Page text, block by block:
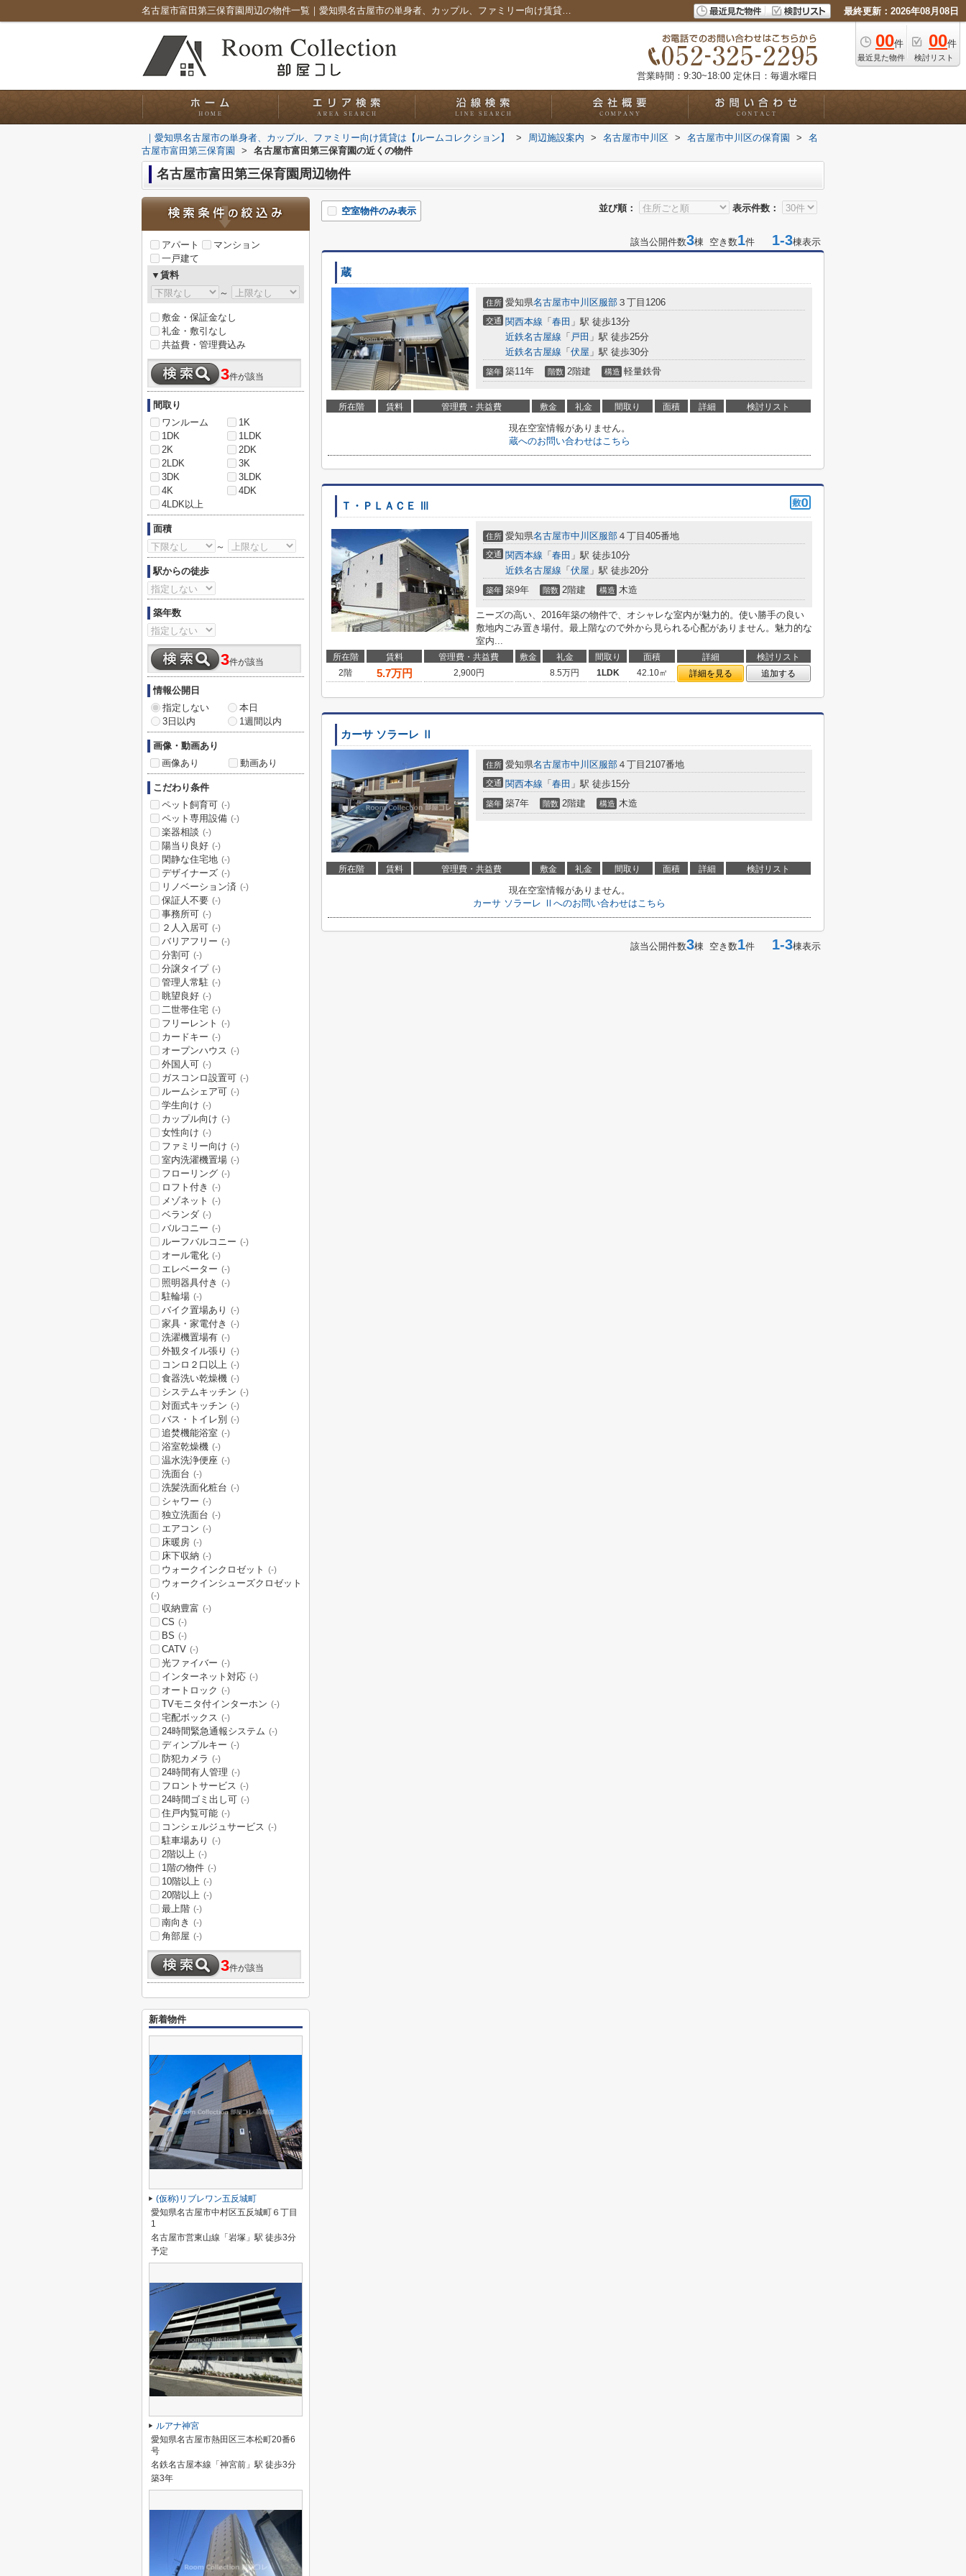
名古屋市富田第三保育園周辺の物件一覧｜愛知県名古屋市の単身者、カップル、ファミリー向け賃貸は【ルームコレクション】 最終更新：2026年08月08日
00件
最近見た物件
00件
検討リスト
営業時間：9:30~18:00 定休日：毎週水曜日
｜愛知県名古屋市の単身者、カップル、ファミリー向け賃貸は【ルームコレクション】 > 周辺施設案内 > 名古屋市中川区 > 名古屋市中川区の保育園 >
名
古屋市富田第三保育園
> 名古屋市富田第三保育園の近くの物件
名古屋市富田第三保育園周辺物件
並び順： 表示件数：
空室物件のみ表示
該当公開件数3棟 空き数1件 1-3棟表示
蔵
住所 愛知県名古屋市中川区服部 ３丁目1206
交通 関西本線 「 春田 」駅 徒歩13分
近鉄名古屋線 「 戸田 」駅 徒歩25分
近鉄名古屋線 「 伏屋 」駅 徒歩30分
築年 築11年 階数 2階建 構造 軽量鉄骨
所在階 賃料 管理費・共益費 敷金 礼金 間取り 面積 詳細 検討リスト
現在空室情報がありません。
蔵へのお問い合わせはこちら
Ｔ・ＰＬＡＣＥ Ⅲ
住所 愛知県名古屋市中川区服部 ４丁目405番地
交通 関西本線 「 春田 」駅 徒歩10分
近鉄名古屋線 「 伏屋 」駅 徒歩20分
築年 築9年 階数 2階建 構造 木造
ニーズの高い、2016年築の物件で、オシャレな室内が魅力的。使い勝手の良い
敷地内ごみ置き場付。最上階なので外から見られる心配がありません。魅力的な
室内...
所在階 賃料 管理費・共益費 敷金 礼金 間取り 面積 詳細
検討リスト
2階
5.7万円 2,900円 8.5万円 1LDK 42.10㎡ 詳細を見る 追加する
カーサ ソラーレ Ⅱ
住所 愛知県名古屋市中川区服部 ４丁目2107番地
交通 関西本線 「 春田 」駅 徒歩15分
築年 築7年 階数 2階建 構造 木造
所在階 賃料 管理費・共益費 敷金 礼金 間取り 面積 詳細 検討リスト
現在空室情報がありません。
カーサ ソラーレ Ⅱへのお問い合わせはこちら
該当公開件数3棟 空き数1件 1-3棟表示
アパート
マンション
一戸建て
▼賃料
～
敷金・保証金なし
礼金・敷引なし
共益費・管理費込み
3件が該当
間取り
ワンルーム
1K
1DK
1LDK
2K
2DK
2LDK
3K
3DK
3LDK
4K
4DK
4LDK以上
面積
～
駅からの徒歩
築年数
3件が該当
情報公開日
指定しない
本日
3日以内
1週間以内
画像・動画あり
画像あり
動画あり
こだわり条件
ペット飼育可 (-)
ペット専用設備 (-)
楽器相談 (-)
陽当り良好 (-)
閑静な住宅地 (-)
デザイナーズ (-)
リノベーション済 (-)
保証人不要 (-)
事務所可 (-)
２人入居可 (-)
バリアフリー (-)
分割可 (-)
分譲タイプ (-)
管理人常駐 (-)
眺望良好 (-)
二世帯住宅 (-)
フリーレント (-)
カードキー (-)
オープンハウス (-)
外国人可 (-)
ガスコンロ設置可 (-)
ルームシェア可 (-)
学生向け (-)
カップル向け (-)
女性向け (-)
ファミリー向け (-)
室内洗濯機置場 (-)
フローリング (-)
ロフト付き (-)
メゾネット (-)
ベランダ (-)
バルコニー (-)
ルーフバルコニー (-)
オール電化 (-)
エレベーター (-)
照明器具付き (-)
駐輪場 (-)
バイク置場あり (-)
家具・家電付き (-)
洗濯機置場有 (-)
外観タイル張り (-)
コンロ２口以上 (-)
食器洗い乾燥機 (-)
システムキッチン (-)
対面式キッチン (-)
バス・トイレ別 (-)
追焚機能浴室 (-)
浴室乾燥機 (-)
温水洗浄便座 (-)
洗面台 (-)
洗髪洗面化粧台 (-)
シャワー (-)
独立洗面台 (-)
エアコン (-)
床暖房 (-)
床下収納 (-)
ウォークインクロゼット (-)
ウォークインシューズクロゼット
(-)
収納豊富 (-)
CS (-)
BS (-)
CATV (-)
光ファイバー (-)
インターネット対応 (-)
オートロック (-)
TVモニタ付インターホン (-)
宅配ボックス (-)
24時間緊急通報システム (-)
ディンプルキー (-)
防犯カメラ (-)
24時間有人管理 (-)
フロントサービス (-)
24時間ゴミ出し可 (-)
住戸内覧可能 (-)
コンシェルジュサービス (-)
駐車場あり (-)
2階以上 (-)
1階の物件 (-)
10階以上 (-)
20階以上 (-)
最上階 (-)
南向き (-)
角部屋 (-)
3件が該当
新着物件
(仮称)リブレワン五反城町
愛知県名古屋市中村区五反城町６丁目
1
名古屋市営東山線「岩塚」駅 徒歩3分
予定
ルアナ神宮
愛知県名古屋市熱田区三本松町20番6
号
名鉄名古屋本線「神宮前」駅 徒歩3分
築3年